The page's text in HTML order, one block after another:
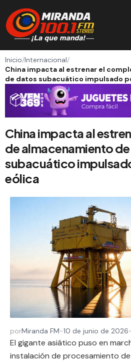
Inicio/Internacional/
China impacta al estrenar el
de datos subacuático impulsado
China impacta al
de almacenamiento
subacuático
eólica
porMiranda FM-10 de junio de 2026
El gigante asiático puso en
instalación de procesamiento